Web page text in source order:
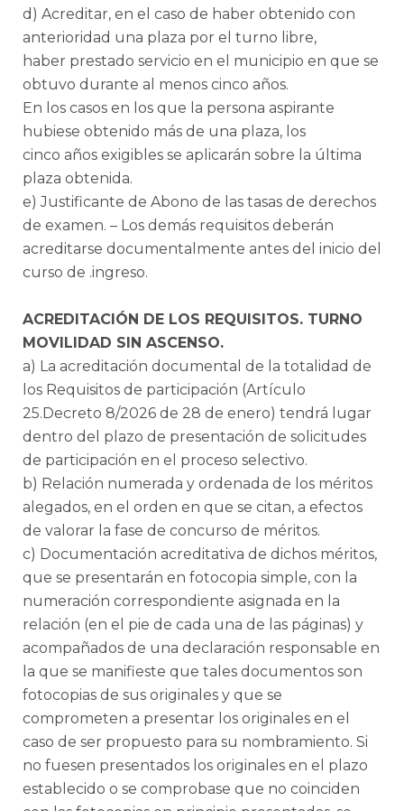
d) Acreditar, en el caso de haber obtenido con
anterioridad una plaza por el turno libre,
haber prestado servicio en el municipio en que se
obtuvo durante al menos cinco años.
En los casos en los que la persona aspirante
hubiese obtenido más de una plaza, los
cinco años exigibles se aplicarán sobre la última
plaza obtenida.
e) Justificante de Abono de las tasas de derechos
de examen. – Los demás requisitos deberán
acreditarse documentalmente antes del inicio del
curso de .ingreso.
ACREDITACIÓN DE LOS REQUISITOS. TURNO
MOVILIDAD SIN ASCENSO.
a) La acreditación documental de la totalidad de
los Requisitos de participación (Artículo
25.Decreto 8/2026 de 28 de enero) tendrá lugar
dentro del plazo de presentación de solicitudes
de participación en el proceso selectivo.
b) Relación numerada y ordenada de los méritos
alegados, en el orden en que se citan, a efectos
de valorar la fase de concurso de méritos.
c) Documentación acreditativa de dichos méritos,
que se presentarán en fotocopia simple, con la
numeración correspondiente asignada en la
relación (en el pie de cada una de las páginas) y
acompañados de una declaración responsable en
la que se manifieste que tales documentos son
fotocopias de sus originales y que se
comprometen a presentar los originales en el
caso de ser propuesto para su nombramiento. Si
no fuesen presentados los originales en el plazo
establecido o se comprobase que no coinciden